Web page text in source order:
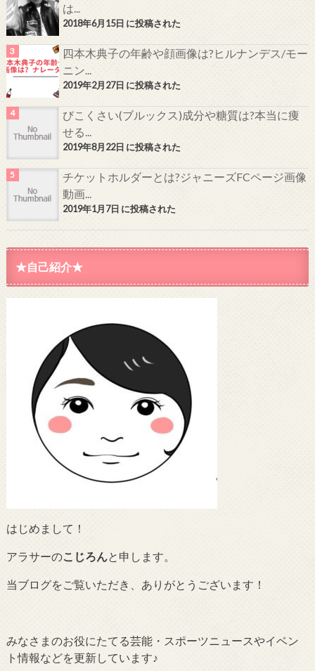
は...
2018年6月15日 に投稿された
四本木典子の年齢や顔画像は?ヒルナンデス/モー
ニン...
2019年2月27日 に投稿された
びこくさい(ブルックス)成分や糖質は?本当に痩
せる...
2019年8月22日 に投稿された
チケットホルダーとは?ジャニーズFCページ画像
動画...
2019年1月7日 に投稿された
★自己紹介★
はじめまして！
アラサーのこじろん と申します。
当ブログをご覧いただき、ありがとうございます！
みなさまのお役にたてる芸能・スポーツニュースやイベン
ト情報などを更新しています♪